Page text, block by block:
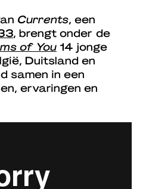
Currents, een
, brengt onder de
of You 14 jonge
Duitsland en
samen in een
ervaringen en